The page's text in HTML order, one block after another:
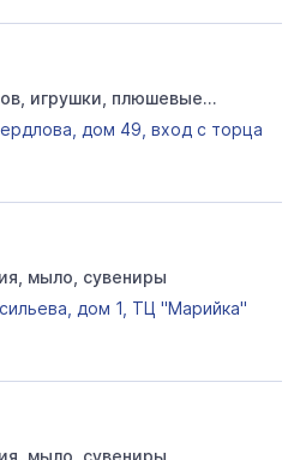
игрушки, плюшевые
гелевые шары,
дом 49, вход с торца
мыло, сувениры
дом 1, ТЦ "Марийка"
мыло, сувениры